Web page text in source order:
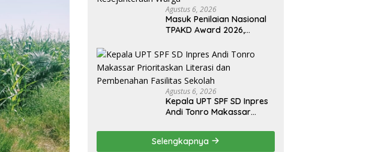
Agustus 6, 2026
Masuk Penilaian Nasional
TPAKD Award 2026,
Program Inklusi Keuangan
untuk Dongkrak
Kesejahteraan Warga
Agustus 6, 2026
Kepala UPT SPF SD Inpres
Andi Tonro Makassar
Pembenahan Fasilitas
Sekolah
Selengkapnya